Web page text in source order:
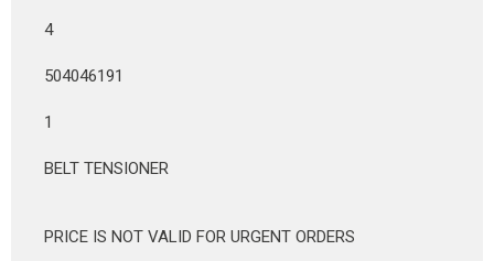
4
504046191
1
BELT TENSIONER
PRICE IS NOT VALID FOR URGENT ORDERS